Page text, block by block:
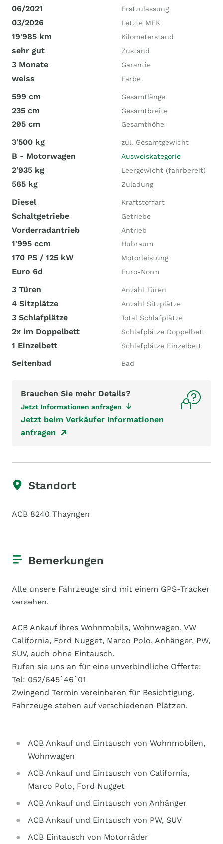
06/2021 Erstzulassung
03/2026 Letzte MFK
19'985 km Kilometerstand
sehr gut Zustand
3 Monate Garantie
weiss Farbe
599 cm Gesamtlänge
235 cm Gesamtbreite
295 cm Gesamthöhe
3'500 kg zul. Gesamtgewicht
B - Motorwagen Ausweiskategorie
2'935 kg Leergewicht (fahrbereit)
565 kg Zuladung
Diesel Kraftstoffart
Schaltgetriebe Getriebe
Vorderradantrieb Antrieb
1'995 ccm Hubraum
170 PS / 125 kW Motorleistung
Euro 6d Euro-Norm
3 Türen Anzahl Türen
4 Sitzplätze Anzahl Sitzplätze
3 Schlafplätze Total Schlafplätze
2x im Doppelbett Schlafplätze Doppelbett
1 Einzelbett Schlafplätze Einzelbett
Seitenbad Bad
Brauchen Sie mehr Details?
Jetzt Informationen anfragen
Jetzt beim Verkäufer Informationen
anfragen
Standort
ACB 8240 Thayngen
Bemerkungen
Alle unsere Fahrzeuge sind mit einem GPS-Tracker
versehen.
ACB Ankauf ihres Wohnmobils, Wohnwagen, VW
California, Ford Nugget, Marco Polo, Anhänger, PW,
SUV, auch ohne Eintausch.
Rufen sie uns an für eine unverbindliche Offerte:
Tel: 052/645`46`01
Zwingend Termin vereinbaren für Besichtigung.
Fahrzeuge stehen auf verschiedenen Plätzen.
ACB Ankauf und Eintausch von Wohnmobilen,
Wohnwagen
ACB Ankauf und Eintausch von California,
Marco Polo, Ford Nugget
ACB Ankauf und Eintausch von Anhänger
ACB Ankauf und Eintausch von PW, SUV
ACB Eintausch von Motorräder